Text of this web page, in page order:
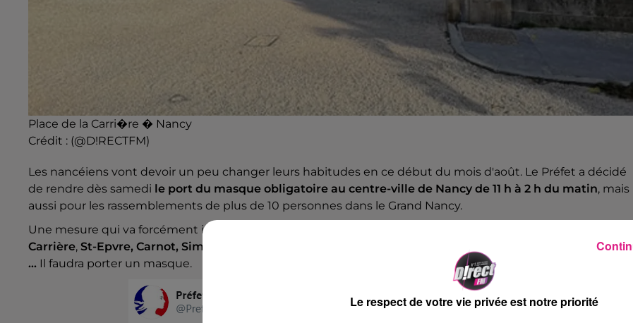
Place de la Carri�re � Nancy
Crédit : (@D!RECTFM)
Les nancéiens vont devoir un peu changer leurs habitudes en ce début du mois d'août. Le Préfet a décidé
de rendre dès samedi le port du masque obligatoire au centre-ville de Nancy de 11 h à 2 h du matin, mais
aussi pour les rassemblements de plus de 10 personnes dans le Grand Nancy.
Une mesure qui va forcément impacter le quotidien de la cité-ducale. De la place
Carrière, St-Epvre, Carnot, Simone Veil, Charles 3, mais aussi les rues Saint-Jean, Saint-Dizier, Grande rue
... Il faudra porter un masque.
Le respect de votre vie privée est notre priorité